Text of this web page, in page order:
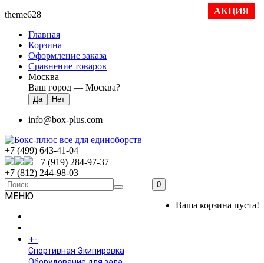
theme628
Главная
Корзина
Оформление заказа
Сравнение товаров
Москва
Ваш город — Москва?
info@box-plus.com
+7 (499) 643-41-04
+7 (919) 284-97-37
+7 (812) 244-98-03
0
Ваша корзина пуста!
МЕНЮ
+-
Спортивная Экипировка
АКЦИЯ